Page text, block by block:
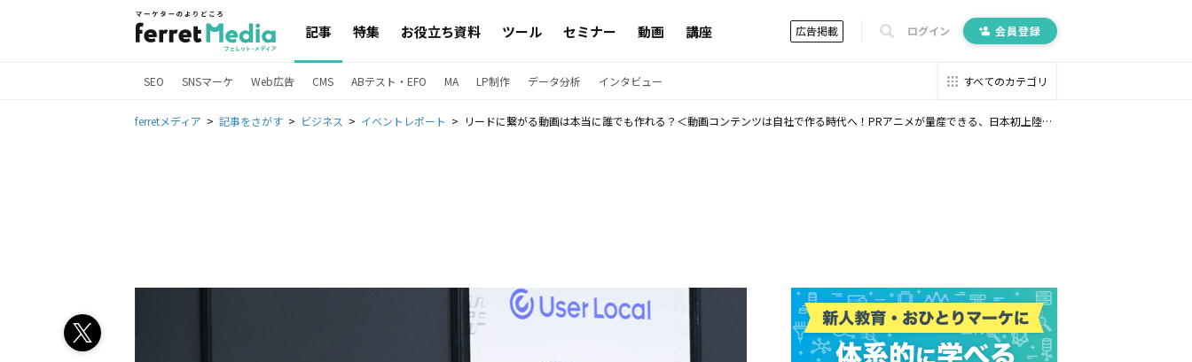
記事 特集 お役立ち資料 ツール セミナー 動画 講座 広告掲載 ログイン 会員登録
SEO SNSマーケ Web広告 CMS ABテスト・EFO MA LP制作 データ分析 インタビュー すべてのカテゴリ
ferretメディア 記事をさがす ビジネス イベントレポート リードに繋がる動画は本当に誰でも作れる？＜動画コンテンツは自社で作る時代へ！PRアニメが量産できる、日本初上陸の最新マーケティングツールのご紹介＞